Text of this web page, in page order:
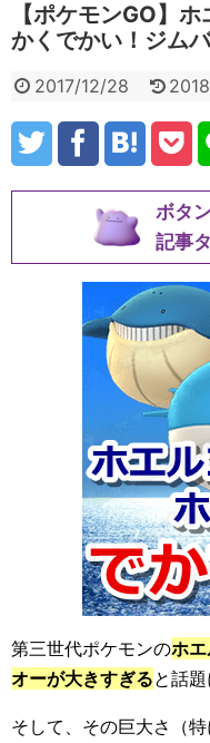
【ポケモンGO】
かくでかい！ジム
2017/12/28
ボタ
記事
第三世代ポケモンのホ
オーが大きすぎると話題
そして、その巨大さ（